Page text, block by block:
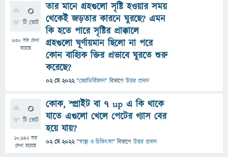
0
টি ভোট
630 বার দেখা
হয়েছে
তার মানে গ্রহগুলো সৃষ্টি হওয়ার সময়
থেকেই জড়তার কারনে ঘুরছে? এমন
কি হতে পারে সৃষ্টির প্রাক্কালে
গ্রহগুলো ঘূর্ণায়মান ছিলো না পরে
কোন বাহ্যিক ক্তির প্রভাবে ঘুরতে শুরু
করেছে?
02 মে 2022 "জ্যোতির্বিজ্ঞান" বিভাগে উত্তর প্রদান
0
টি ভোট
10,692বার
দেখা হয়েছে
কোক, স্প্রাইট বা 7 up এ কি থাকে
যাতে এগুলো খেলে পেটের গ্যাস বের
হয়ে যায়?
02 মে 2022 "স্বাস্থ্য ও চিকিৎসা" বিভাগে উত্তর প্রদান